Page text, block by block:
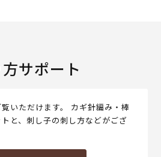
サポート
いただけます。 カギ針編み・棒
と、刺し子の刺し方などがござ